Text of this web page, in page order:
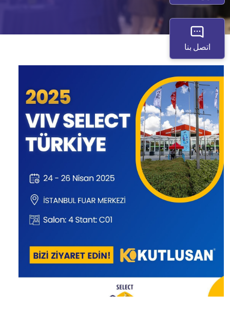
اتصل بنا